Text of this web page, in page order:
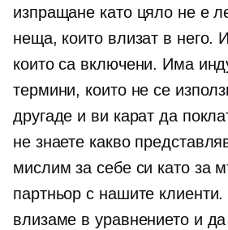
изпращане като цяло не е
неща, които влизат в него.
които са включени. Има
термини, които не се
другаде и ви карат да
не знаете какво
мислим за себе си като за
партньор с нашите
влизаме в уравнението и